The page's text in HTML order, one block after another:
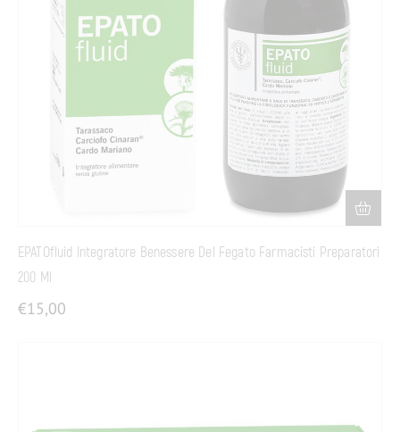
EPATOfluid Integratore Benessere Del Fegato Farmacisti Preparatori
200 Ml
€15,00